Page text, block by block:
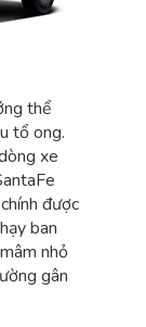
thể
tổ ong.
xe
được
ban
nhỏ
gân